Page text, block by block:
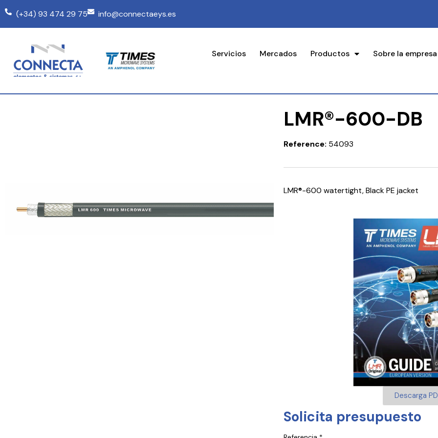
(+34) 93 474 29 75 info@connectaeys.es
Servicios Mercados Productos Sobre la empresa
LMR®-600-DB
Reference: 54093
LMR®-600 watertight, Black PE jacket
Descarga
Solicita presupuesto